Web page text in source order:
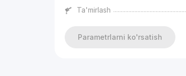
Ta'mirlash
Parametrlarni ko'rsatish